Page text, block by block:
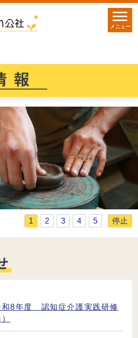
メニュー
1 2 3 4 5 停止
和8年度 認知症介護実践研修